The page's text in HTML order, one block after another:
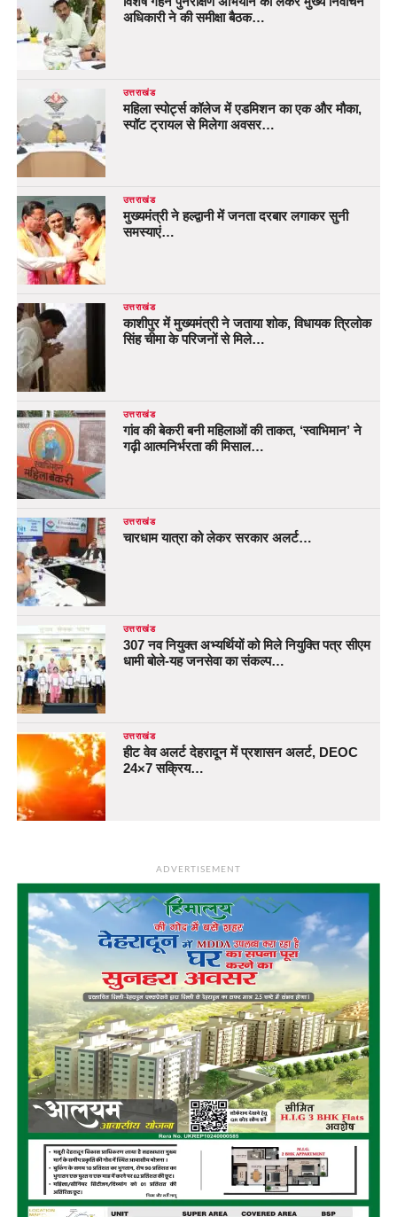
अधिकारी ने की समीक्षा बैठक…
उत्तराखंड
महिला स्पोर्ट्स कॉलेज में एडमिशन का एक और मौका,
स्पॉट ट्रायल से मिलेगा अवसर…
उत्तराखंड
मुख्यमंत्री ने हल्द्वानी में जनता दरबार लगाकर सुनी
समस्याएं…
उत्तराखंड
काशीपुर में मुख्यमंत्री ने जताया शोक, विधायक त्रिलोक
सिंह चीमा के परिजनों से मिले…
उत्तराखंड
गांव की बेकरी बनी महिलाओं की ताकत, ‘स्वाभिमान’ ने
गढ़ी आत्मनिर्भरता की मिसाल…
उत्तराखंड
चारधाम यात्रा को लेकर सरकार अलर्ट…
उत्तराखंड
307 नव नियुक्त अभ्यर्थियों को मिले नियुक्ति पत्र सीएम
धामी बोले-यह जनसेवा का संकल्प…
उत्तराखंड
हीट वेव अलर्ट देहरादून में प्रशासन अलर्ट, DEOC
24×7 सक्रिय…
ADVERTISEMENT